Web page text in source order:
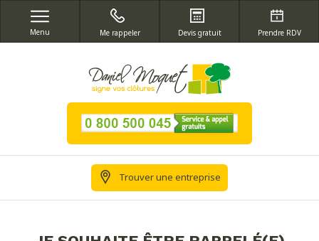
Menu Me rappeler Devis gratuit Prendre RDV
Trouver une entreprise